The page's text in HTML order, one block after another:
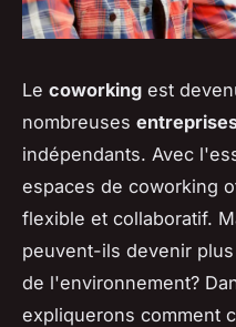
Le coworking est
nombreuses
indépendants. Avec
espaces de coworking
flexible et collaboratif.
peuvent-ils devenir
de l'environnement?
expliquerons comment